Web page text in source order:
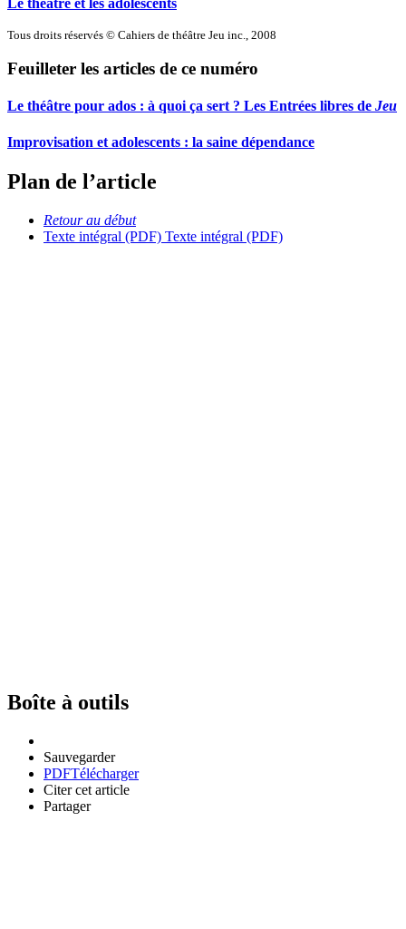
Tous droits réservés © Cahiers de théâtre Jeu inc., 2008
Feuilleter les articles de ce numéro
Le théâtre pour ados : à quoi ça sert ? Les Entrées libres de Jeu
Improvisation et adolescents : la saine dépendance
Plan de l’article
Retour au début
Texte intégral (PDF) Texte intégral (PDF)
Boîte à outils
Sauvegarder
PDFTélécharger
Citer cet article
Partager